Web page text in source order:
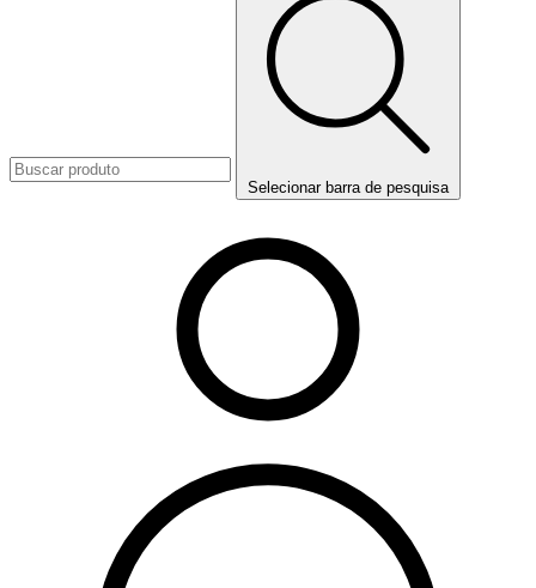
Selecionar barra de pesquisa